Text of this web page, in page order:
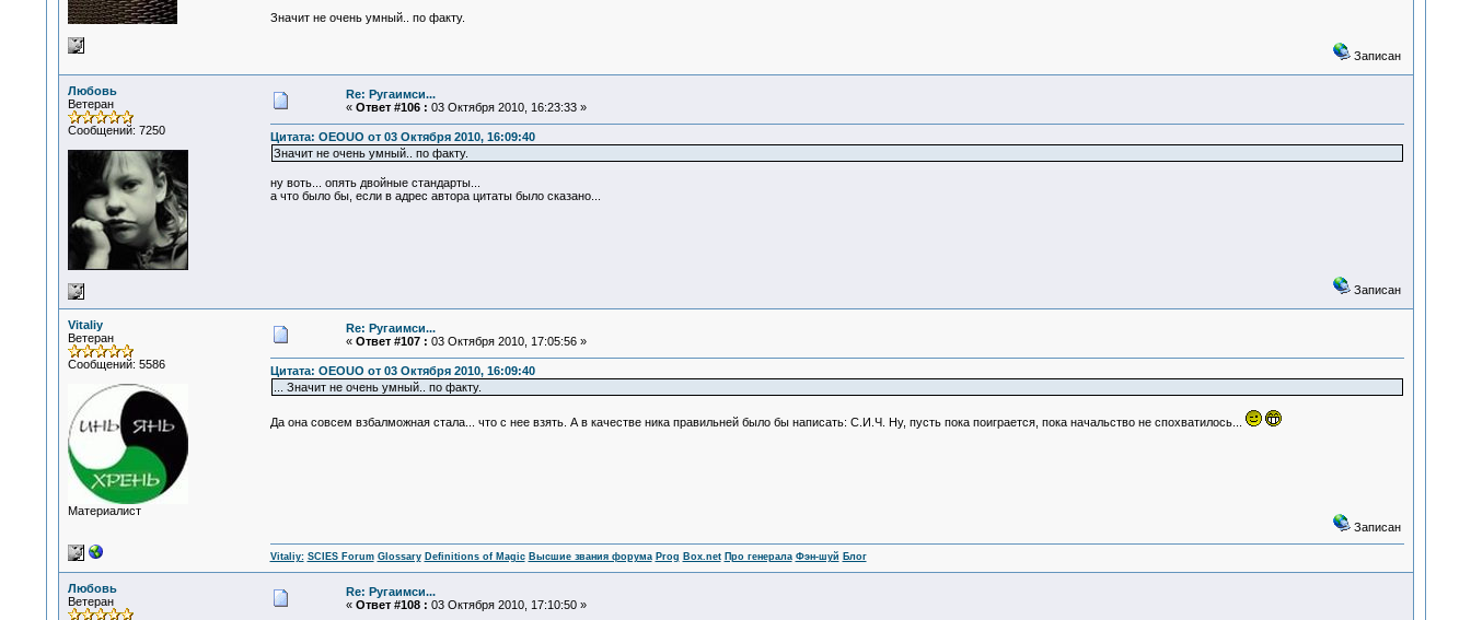
Значит не очень умный.. по факту.
Записан
Любовь
Ветеран
Сообщений: 7250
Re: Ругаимси...
« Ответ #106 : 03 Октября 2010, 16:23:33 »
Цитата: OEOUO от 03 Октября 2010, 16:09:40
Значит не очень умный.. по факту.
ну воть... опять двойные стандарты...
а что было бы, если в адрес автора цитаты было сказано...
Записан
Vitaliy
Ветеран
Сообщений: 5586
Материалист
Re: Ругаимси...
« Ответ #107 : 03 Октября 2010, 17:05:56 »
Цитата: OEOUO от 03 Октября 2010, 16:09:40
... Значит не очень умный.. по факту.
Да она совсем взбалможная стала... что с нее взять. А в качестве ника правильней было бы написать: С.И.Ч. Ну, пусть пока поиграется, пока начальство не спохватилось...
Записан
Vitaliy: SCIES Forum Glossary Definitions of Magic Высшие звания форума Prog Box.net Про генерала Фэн-шуй Блог
Любовь
Ветеран
Re: Ругаимси...
« Ответ #108 : 03 Октября 2010, 17:10:50 »